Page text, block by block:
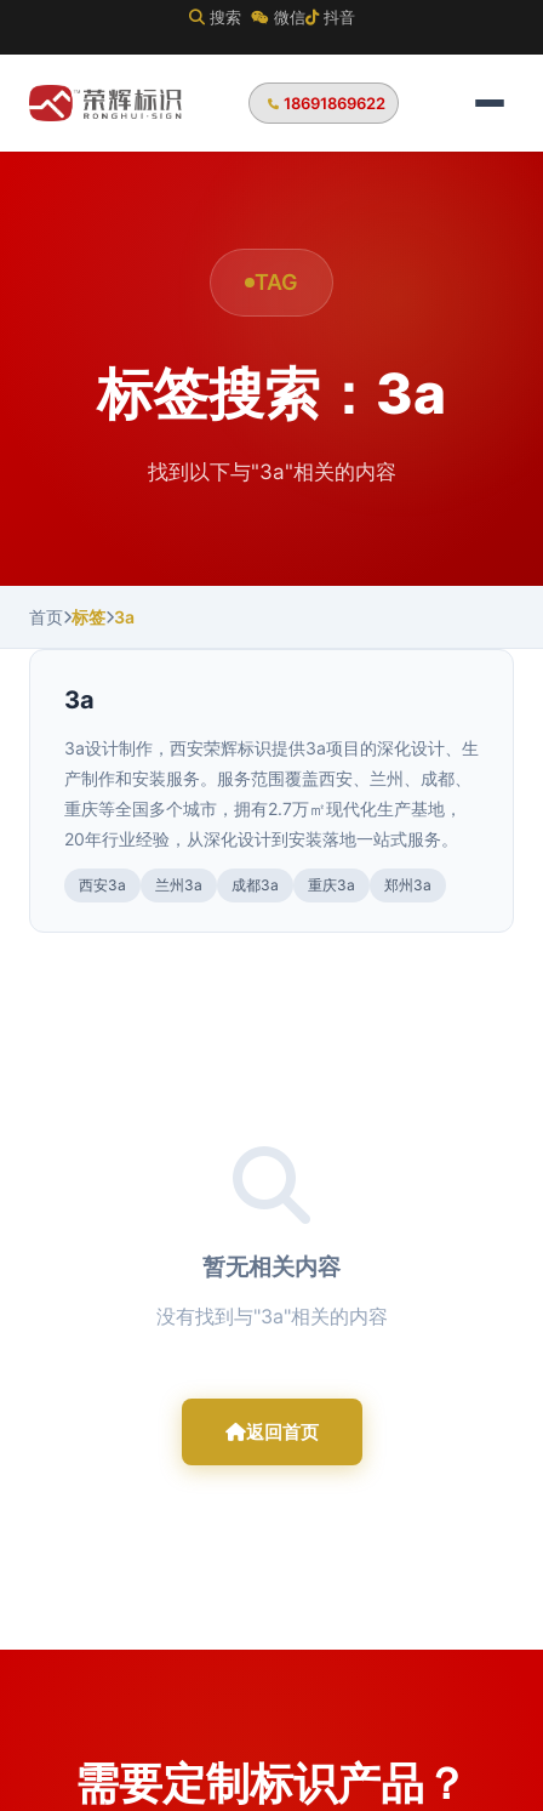
搜索 微信 抖音
18691869622
TAG
标签搜索：3a
找到以下与"3a"相关的内容
首页 标签 3a
3a
3a设计制作，西安荣辉标识提供3a项目的深化设计、生
产制作和安装服务。服务范围覆盖西安、兰州、成都、
重庆等全国多个城市，拥有2.7万㎡现代化生产基地，
20年行业经验，从深化设计到安装落地一站式服务。
西安3a 兰州3a 成都3a 重庆3a 郑州3a
暂无相关内容
没有找到与"3a"相关的内容
返回首页
需要定制标识产品？